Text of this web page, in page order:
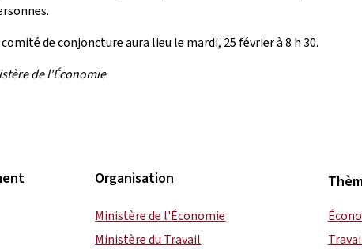
de conjoncture aura lieu le mardi, 25 février à 8 h 30.
de l'Économie
Organisation
Ministère de l'Économie
Ministère du Travail